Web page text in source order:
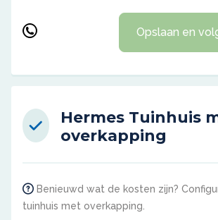
Opslaan en
Hermes Tuinhuis
overkapping
Benieuwd wat de kosten zijn?
tuinhuis met overkapping.